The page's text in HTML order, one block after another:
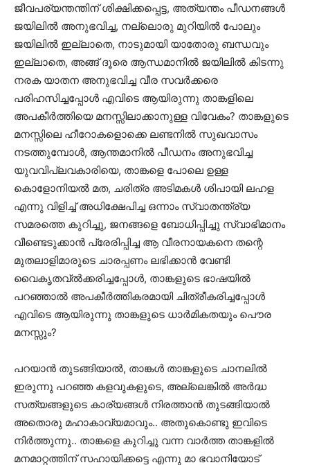
ജീവപര്യന്തന്തിന് ശിക്ഷിക്കപ്പെട്ട, അത്യന്തം പീഡനങ്ങള്‍
ജയിലില്‍ അനുഭവിച്ച, നല്ലൊരു മുറിയില്‍ പോലും
ജയിലില്‍ ഇല്ലാതെ, നാടുമായി യാതോരു ബന്ധവും
ഇല്ലാതെ, അങ്ങ് ദൂരെ ആന്ധമാനില്‍ ജയിലില്‍ കിടന്നു
നരക യാതന അനുഭവിച്ച വീര സവര്‍ക്കരെ
പരിഹസിച്ചപ്പോള്‍ എവിടെ ആയിരുന്നു താങ്കളിലെ
അപകീര്‍ത്തിയെ മനസ്സിലാക്കാനുള്ള വിവേകം? താങ്കളുടെ
മനസ്സിലെ ഹീറോകളൊക്കെ ലണ്ടനില്‍ സുഖവാസം
നടത്തുമ്പോള്‍, ആന്തമാനില്‍ പീഡനം അനുഭവിച്ച
യുവവിപ്ലവകാരിയെ, താങ്കളെ പോലെ ഉള്ള
കൊളോനിയല്‍ മത, ചരിത്ര അടിമകള്‍ ശിപായി ലഹള
എന്നു വിളിച്ച് അധിക്ഷേപിച്ച ഒന്നാം സ്വാതന്ത്ര്യ
സമരത്തെ കുറിച്ചു, ജനങ്ങളെ ബോധിപ്പിച്ചു സ്വാഭിമാനം
വീണ്ടെടുക്കാന്‍ പ്രേരിപ്പിച്ച ആ വീരനായകനെ തന്റെ
മുതലാളിമാരുടെ ചാരപ്പണം ലഭിക്കാന്‍ വേണ്ടി
വൈകൃതവ്ല്‍ക്കരിച്ചപ്പോള്‍, താങ്കളുടെ ഭാഷയില്‍
പറഞ്ഞാല്‍ അപകീര്‍ത്തികരമായി ചിത്രീകരിച്ചപ്പോള്‍
എവിടെ ആയിരുന്നു താങ്കളുടെ ധാര്‍മികതയും പൌര
മനസ്സും?
പറയാന്‍ തുടങ്ങിയാല്‍, താങ്കള്‍ താങ്കളുടെ ചാനലില്‍
ഇരുന്നു പറഞ്ഞ കളവുകളുടെ, അല്ലെങ്കില്‍ അര്‍ദ്ധ
സത്യങ്ങളുടെ കാര്യങ്ങള്‍ നിരത്താന്‍ തുടങ്ങിയാല്‍
അതൊരു മഹാകാവ്യമാവും.. അതുകൊണ്ടു ഇവിടെ
നിര്‍ത്തുന്നു.. താങ്കളെ കുറിച്ചു വന്ന വാര്‍ത്ത താങ്കളില്‍
മനമാറ്റത്തിന് സഹായിക്കട്ടെ എന്നു മാ ഭവാനിയോട്